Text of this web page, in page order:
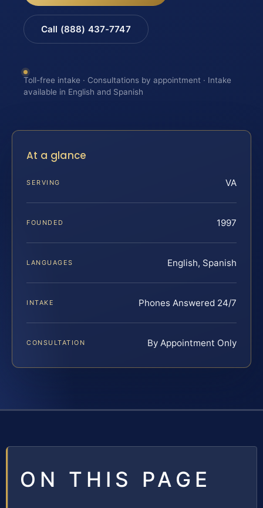
Call (888) 437-7747
Toll-free intake · Consultations by appointment · Intake
available in English and Spanish
At a glance
SERVING VA
FOUNDED 1997
LANGUAGES English, Spanish
INTAKE Phones Answered 24/7
CONSULTATION By Appointment Only
ON THIS PAGE